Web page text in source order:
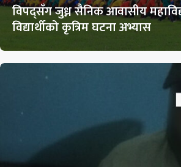
विपद्सँग जुध्न सैनिक आवासीय
विद्यार्थीको कृत्रिम घटना अभ्यास